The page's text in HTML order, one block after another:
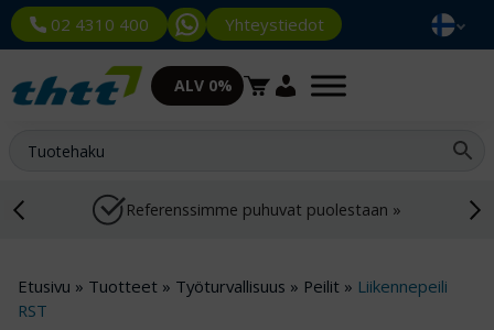
02 4310 400 Yhteystiedot
ALV 0%
Referenssimme puhuvat puolestaan »
Etusivu » Tuotteet » Työturvallisuus » Peilit » Liikennepeili
RST